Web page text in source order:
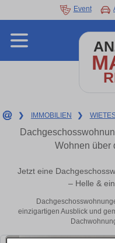
Event
❯ IMMOBILIEN ❯
Wohnen über
Jetzt eine
– Helle &
einzigartigen Ausblick und